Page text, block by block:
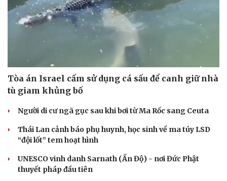
Tòa án Israel cấm sử dụng cá sấu để canh giữ nhà
tù giam khủng bố
Người di cư ngã gục sau khi bơi từ Ma Rốc sang Ceuta
Thái Lan cảnh báo phụ huynh, học sinh về ma túy LSD
“đội lốt” tem hoạt hình
UNESCO vinh danh Sarnath (Ấn Độ) - nơi Đức Phật
thuyết pháp đầu tiên